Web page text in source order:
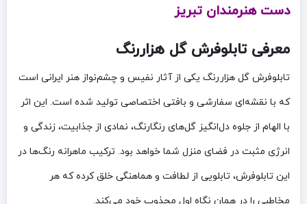
دست هنرمندان تبریز
معرفی تابلوفرش گل هزاررنگ
تابلوفرش گل هزاررنگ یکی از آثار نفیس و چشم‌نواز هنر ایرانی است
که با نقشه‌ای سفارشی و بافتی اختصاصی تولید شده است. این اثر
با الهام از جلوه دل‌انگیز گل‌های رنگارنگ، نمادی از جذابیت، زندگی و
انرژی مثبت در فضای منزل شما خواهد بود. ترکیب ماهرانه رنگ‌ها در
این تابلوفرش، تابلویی از لطافت و هماهنگی خلق کرده که هر
مخاطبی را در همان نگاه اول مجذوب خود می‌کند.